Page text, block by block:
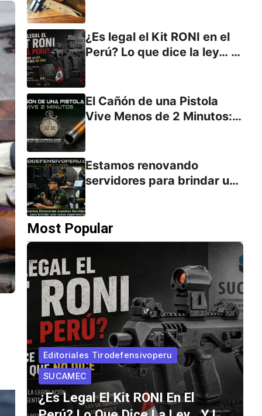
¿Es legal el Kit RONI en el
Perú? Lo que dice la ley… y
El Cañón de una Pistola
Vive Menos de 2 Minutos:
Estamos renovando
servidores para brindar una
Most Popular
Armas Y Municiones
El Cañón De Una Pistola Vive